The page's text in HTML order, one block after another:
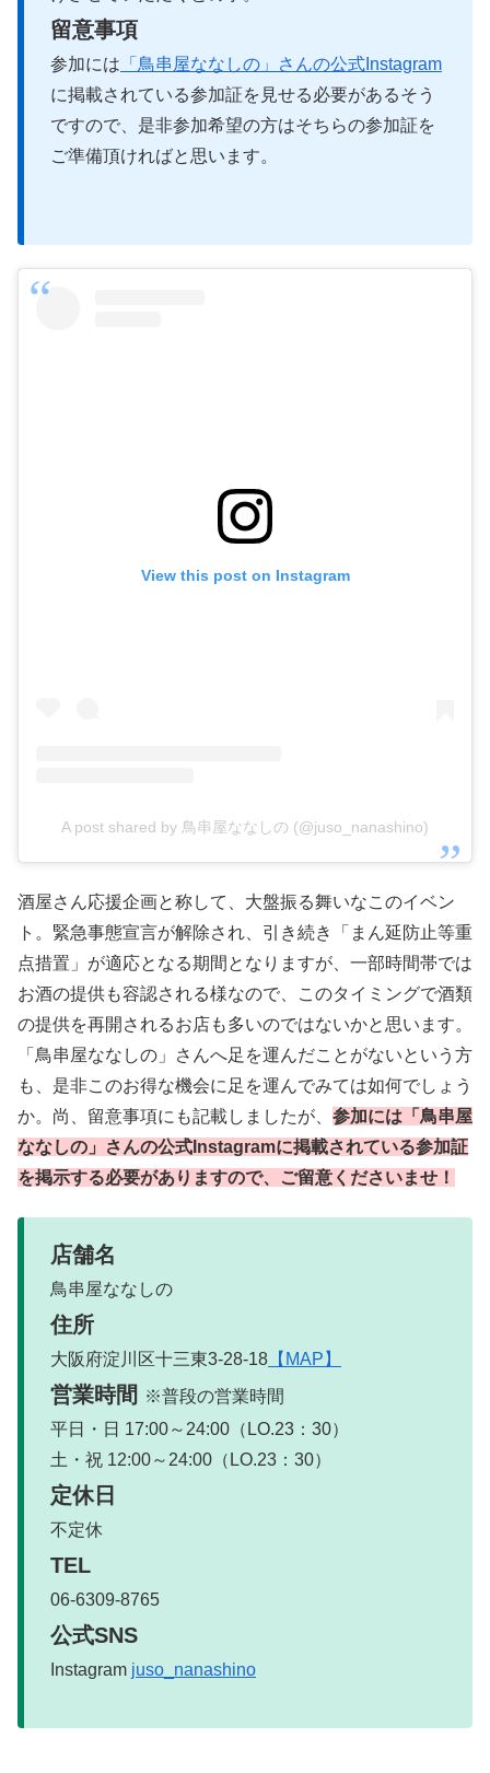
留意事項
参加には 「鳥串屋ななしの」さんの公式Instagram
に掲載されている参加証を見せる必要があるそう
ですので、是非参加希望の方はそちらの参加証を
ご準備頂ければと思います。
View this post on Instagram
A post shared by 鳥串屋ななしの (@juso_nanashino)
酒屋さん応援企画と称して、大盤振る舞いなこのイベン
ト。緊急事態宣言が解除され、引き続き「まん延防止等重
点措置」が適応となる期間となりますが、一部時間帯では
お酒の提供も容認される様なので、このタイミングで酒類
の提供を再開されるお店も多いのではないかと思います。
「鳥串屋ななしの」さんへ足を運んだことがないという方
も、是非このお得な機会に足を運んでみては如何でしょう
か。尚、留意事項にも記載しましたが、 参加には「鳥串屋
ななしの」さんの公式Instagramに掲載されている参加証
を掲示する必要がありますので、ご留意くださいませ！
店舗名
鳥串屋ななしの
住所
大阪府淀川区十三東3-28-18 【MAP】
営業時間
※普段の営業時間
平日・日 17:00～24:00（LO.23：30）
土・祝 12:00～24:00（LO.23：30）
定休日
不定休
TEL
06-6309-8765
公式SNS
Instagram juso_nanashino